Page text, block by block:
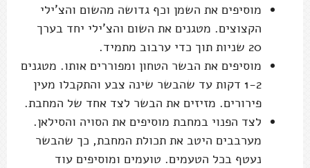
מוסיפים את השמן וכף גדושה מהשום והצ'ילי
הקצוצים. מטגנים את השום והצ'ילי יחד בערך
20 שניות תוך כדי ערבוב מתמיד.
מוסיפים את הבשר הטחון ומפוררים אותו. מטגנים
1-2 דקות עד שהבשר שינה צבע והתקבלו מעין
פירורים. מזיזים את הבשר לצד אחד של המחבת.
לצד הפנוי במחבת מוסיפים את הסויה והסילאן.
מערבבים היטב את תכולת המחבת, כך שהבשר
נעטף בכל הטעמים. טועמים ומוסיפים עוד